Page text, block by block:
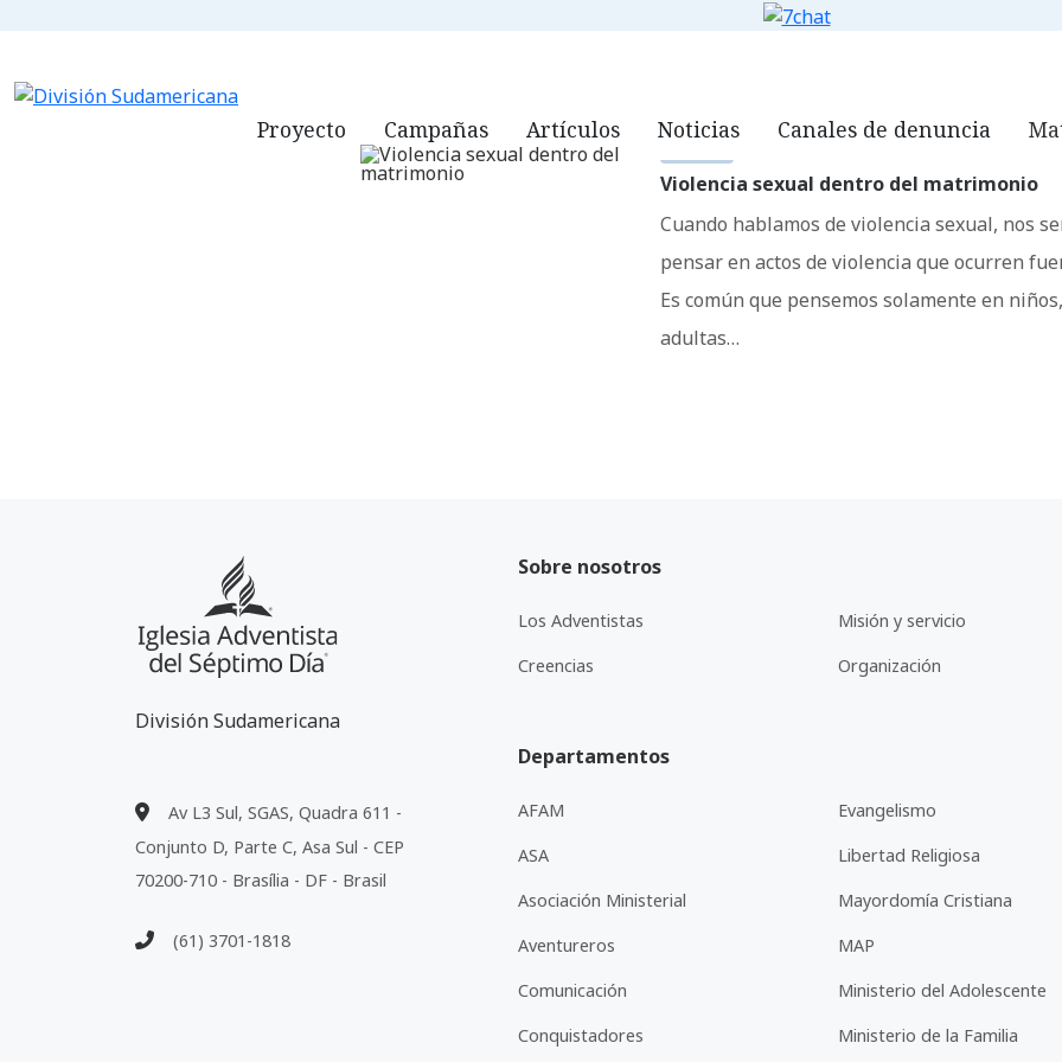
Proyecto Campañas Artículos Noticias Canales de denuncia
Violencia sexual dentro del matrimonio
Cuando hablamos de violencia sexual, nos
pensar en actos de violencia que ocurren
Es común que pensemos solamente en
adultas…
División Sudamericana
Av L3 Sul, SGAS, Quadra 611 -
Conjunto D, Parte C, Asa Sul - CEP
70200-710 - Brasília - DF - Brasil
(61) 3701-1818
Sobre nosotros
Los Adventistas
Creencias
Misión y servicio
Organización
Departamentos
AFAM
ASA
Asociación Ministerial
Aventureros
Comunicación
Conquistadores
Evangelismo
Libertad Religiosa
Mayordomía Cristiana
MAP
Ministerio del Adolescente
Ministerio de la Familia